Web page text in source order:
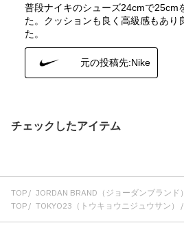
チェックしたアイテム
TOP JORDAN BRAND（ジョーダンブランド）
TOP
TOKYO23（トウキョウニジュウサン）